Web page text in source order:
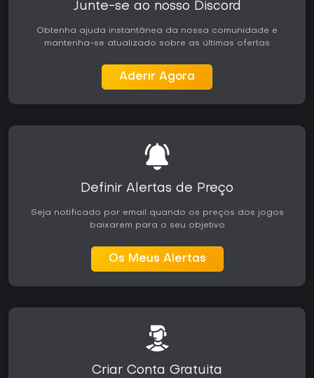
Junte-se ao nosso Discord
Obtenha ajuda instantânea da nossa comunidade e
mantenha-se atualizado sobre as últimas ofertas
Aderir Agora
Definir Alertas de Preço
Seja notificado por email quando os preços dos jogos
baixarem para o seu objetivo
Os Meus Alertas
Criar Conta Gratuita